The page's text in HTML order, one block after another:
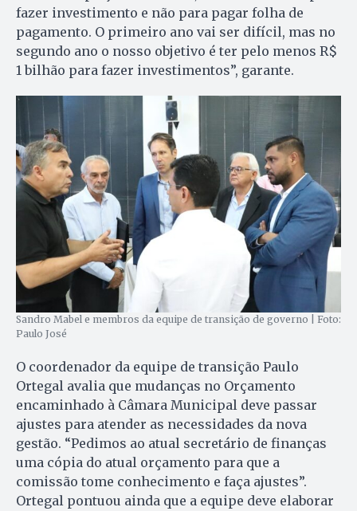
fazer investimento e não para pagar folha de
pagamento. O primeiro ano vai ser difícil, mas no
segundo ano o nosso objetivo é ter pelo menos R$
1 bilhão para fazer investimentos”, garante.
Sandro Mabel e membros da equipe de transição de governo | Foto:
Paulo José
O coordenador da equipe de transição Paulo
Ortegal avalia que mudanças no Orçamento
encaminhado à Câmara Municipal deve passar
ajustes para atender as necessidades da nova
gestão. “Pedimos ao atual secretário de finanças
uma cópia do atual orçamento para que a
comissão tome conhecimento e faça ajustes”.
Ortegal pontuou ainda que a equipe deve elaborar